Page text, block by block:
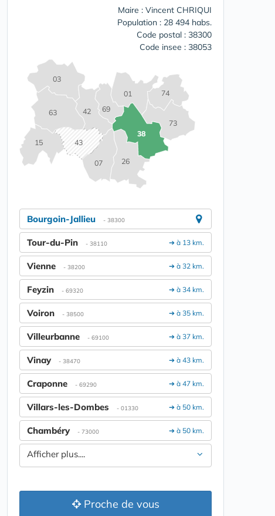
Maire : Vincent CHRIQUI
Population : 28 494 habs.
Code postal : 38300
Code insee : 38053
01
03
07
15
26
38
42
43
63 69
73
74
Bourgoin-Jallieu - 38300
➔ à 13 km.
Tour-du-Pin - 38110
➔ à 32 km.
Vienne - 38200
➔ à 34 km.
Feyzin - 69320
➔ à 35 km.
Voiron - 38500
➔ à 37 km.
Villeurbanne - 69100
➔ à 43 km.
Vinay - 38470
➔ à 47 km.
Craponne - 69290
➔ à 50 km.
Villars-les-Dombes - 01330
➔ à 50 km.
Chambéry - 73000
Afficher plus....
Proche de vous